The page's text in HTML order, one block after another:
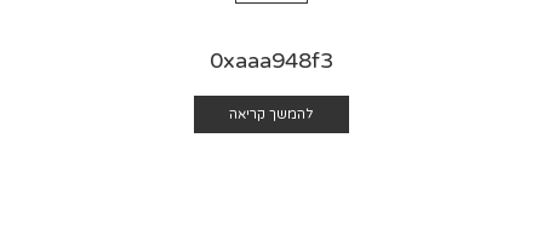
0xaaa948f3
להמשך קריאה